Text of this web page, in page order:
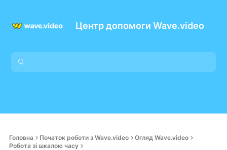
Центр допомоги Wave.video
Головна Початок роботи з Wave.video
Огляд Wave.video
Робота зі шкалою часу